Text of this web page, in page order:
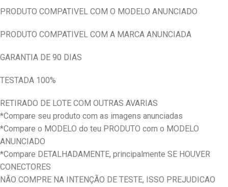
PRODUTO COMPATIVEL COM O MODELO ANUNCIADO
PRODUTO COMPATIVEL COM A MARCA ANUNCIADA
GARANTIA DE 90 DIAS
TESTADA 100%
RETIRADO DE LOTE COM OUTRAS AVARIAS
*Compare seu produto com as imagens anunciadas
*Compare o MODELO do teu PRODUTO com o MODELO
ANUNCIADO
*Compare DETALHADAMENTE, principalmente SE HOUVER
CONECTORES
NÃO COMPRE NA INTENÇÃO DE TESTE, ISSO PREJUDICAO